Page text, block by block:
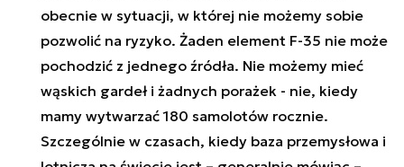
obecnie w sytuacji, w której nie możemy sobie
pozwolić na ryzyko. Żaden element F-35 nie może
pochodzić z jednego źródła. Nie możemy mieć
wąskich gardeł i żadnych porażek - nie, kiedy
mamy wytwarzać 180 samolotów rocznie.
Szczególnie w czasach, kiedy baza przemysłowa i